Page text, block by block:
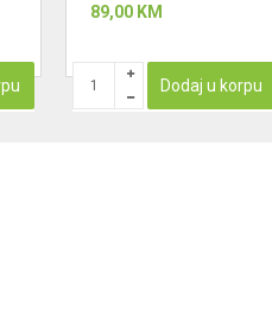
89,00 KM
Dodaj u korpu